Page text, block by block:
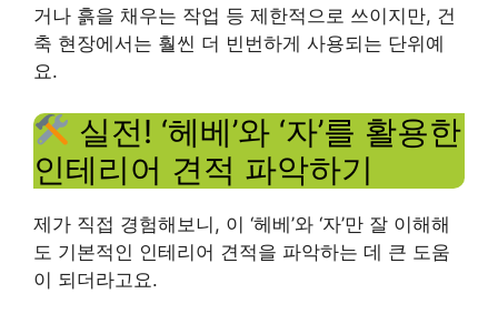
거나 흙을 채우는 작업 등 제한적으로 쓰이지만, 건
축 현장에서는 훨씬 더 빈번하게 사용되는 단위예
요.
실전! ‘헤베’와 ‘자’를 활용한
인테리어 견적 파악하기
제가 직접 경험해보니, 이 ‘헤베’와 ‘자’만 잘 이해해
도 기본적인 인테리어 견적을 파악하는 데 큰 도움
이 되더라고요.